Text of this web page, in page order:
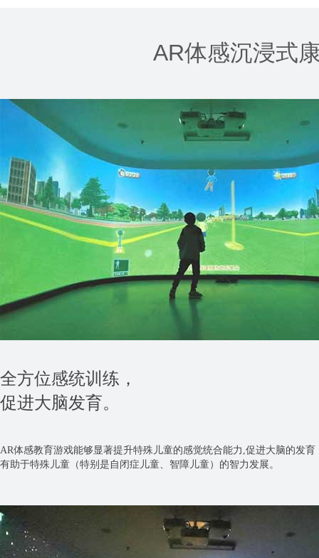
AR体感沉浸式
全方位感统训练，
促进大脑发育。
AR体感教育游戏能够显著提升特殊儿童的感觉统合能力,促进大脑的发育
有助于特殊儿童（特别是自闭症儿童、智障儿童）的智力发展。